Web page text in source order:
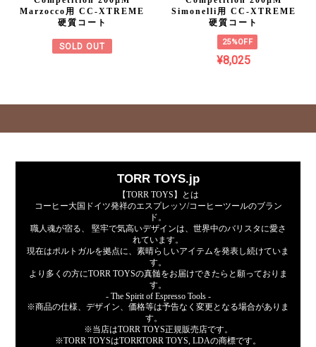
Marzocco用 CC-XTREME
硬質コート
SOLD OUT
Simonelli用 CC-XTREME
硬質コート
25%OFF
¥8,025
TORR TOYS.jp
【TORR TOYS】とは
コーヒー大国ドイツ発祥のエスプレッソ/コーヒーツールのブラン
ド。
職人魂が宿る、 堅牢で気高いデザインは、世界中のバリスタに愛さ
れています。
現在はポルトガルを拠点に、素晴らしいアイテムを発表し続けていま
す。
より多くの方にTORR TOYSの真髄をお届けできたらと願っておりま
す。
- The Spirit of Espresso Tools -
※商品の仕様、デザイン、価格等は予告なく変更となる場合がありま
す。
※当店はTORR TOYS正規販売店です。
※TORR TOYSはTORRTORR TOYS, LDAの商標です。